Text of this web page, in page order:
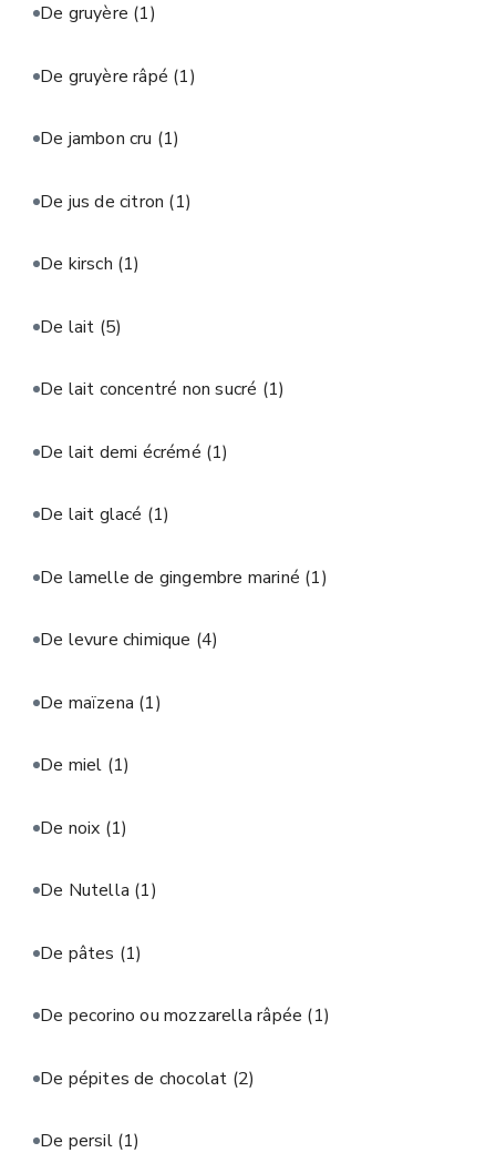
De gruyère (1)
De gruyère râpé (1)
De jambon cru (1)
De jus de citron (1)
De kirsch (1)
De lait (5)
De lait concentré non sucré (1)
De lait demi écrémé (1)
De lait glacé (1)
De lamelle de gingembre mariné (1)
De levure chimique (4)
De maïzena (1)
De miel (1)
De noix (1)
De Nutella (1)
De pâtes (1)
De pecorino ou mozzarella râpée (1)
De pépites de chocolat (2)
De persil (1)